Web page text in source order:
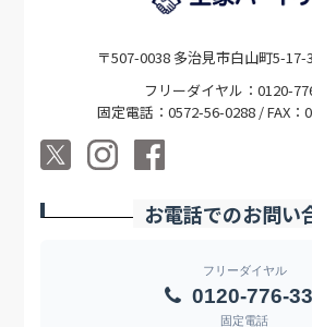
〒507-0038 多治見市白山町5-17-
フリーダイヤル：0120-
固定電話：0572-56-0288 / FAX：
お電話でのお問い
フリーダイヤル
0120-776-
固定電話